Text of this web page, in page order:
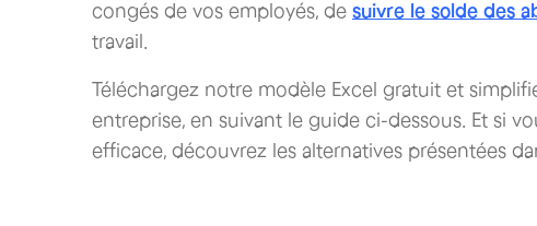
congés de vos employés, de suivre le solde des
travail.
Téléchargez notre modèle Excel gratuit et
entreprise, en suivant le guide ci-dessous. Et si
efficace, découvrez les alternatives présentées